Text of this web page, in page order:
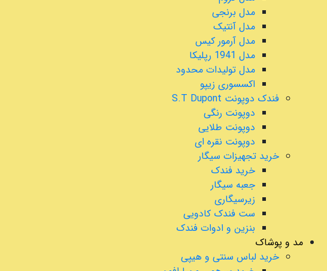
مدل برنجی
مدل آنتیک
مدل آرمور کیس
مدل 1941 رپلیکا
مدل تولیدات محدود
اکسسوری زیپو
فندک دوپونت S.T Dupont
دوپونت رنگی
دوپونت طلایی
دوپونت نقره ای
خرید تجهیزات سیگار
خرید فندک
جعبه سیگار
زیرسیگاری
ست فندک کادویی
بنزین و ادوات فندک
مد و پوشاک
خرید لباس سنتی و هیپی